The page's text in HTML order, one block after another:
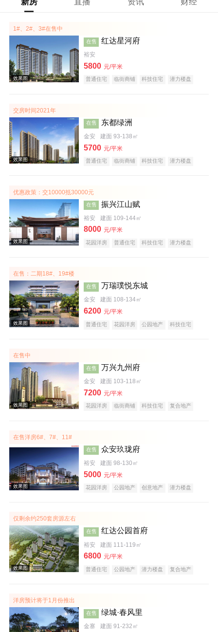
1#、2#、3#在售中
在售 红达星河府
裕安
5800 元/平米
普通住宅 临街商铺 科技住宅
潜力楼盘
交房时间2021年
效果图
在售 东都绿洲
金安 建面 93-138㎡
5700 元/平米
普通住宅 临街商铺 科技住宅
潜力楼盘
优惠政策：交10000抵30000元
效果图
在售 振兴江山赋
裕安 建面 109-144㎡
8000 元/平米
花园洋房 普通住宅 科技住宅
潜力楼盘
在售：二期18#、19#楼
效果图
在售 万瑞璞悦东城
金安 建面 108-134㎡
6200 元/平米
普通住宅 花园洋房 公园地产
科技住宅
在售中
在售 万兴九州府
金安 建面 103-118㎡
7200 元/平米
花园洋房 临街商铺 科技住宅
复合地产
在售洋房6#、7#、11#
在售 众安玖珑府
裕安 建面 98-130㎡
5000 元/平米
花园洋房 公园地产 创意地产
潜力楼盘
仅剩余约250套房源左右
在售 红达公园首府
裕安 建面 111-119㎡
6800 元/平米
普通住宅 公园地产 潜力楼盘
复合地产
洋房预计将于1月份推出
在售 绿城·春风里
金寨 建面 91-232㎡